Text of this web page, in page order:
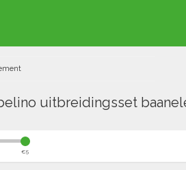
uitbreidingsset
€5